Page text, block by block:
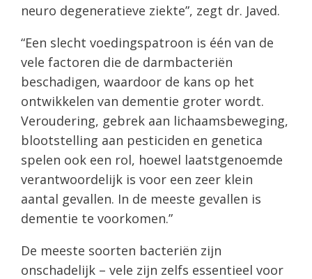
neuro degeneratieve ziekte”, zegt dr. Javed.
“Een slecht voedingspatroon is één van de
vele factoren die de darmbacteriën
beschadigen, waardoor de kans op het
ontwikkelen van dementie groter wordt.
Veroudering, gebrek aan lichaamsbeweging,
blootstelling aan pesticiden en genetica
spelen ook een rol, hoewel laatstgenoemde
verantwoordelijk is voor een zeer klein
aantal gevallen. In de meeste gevallen is
dementie te voorkomen.”
De meeste soorten bacteriën zijn
onschadelijk – vele zijn zelfs essentieel voor